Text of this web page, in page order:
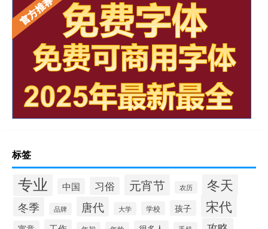
标签
专业 中国 习俗 元宵节 农历 冬天
冬季 品牌 唐代 大学 学校 孩子 宋代